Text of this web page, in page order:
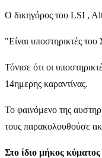
Ο δικηγόρος του LSI ,
"Είναι υποστηρικτές
Τόνισε ότι οι
14ημερης καραντίνας.
Το φαινόμενο της
τους παρακολουθούσε
Στο ίδιο μήκος